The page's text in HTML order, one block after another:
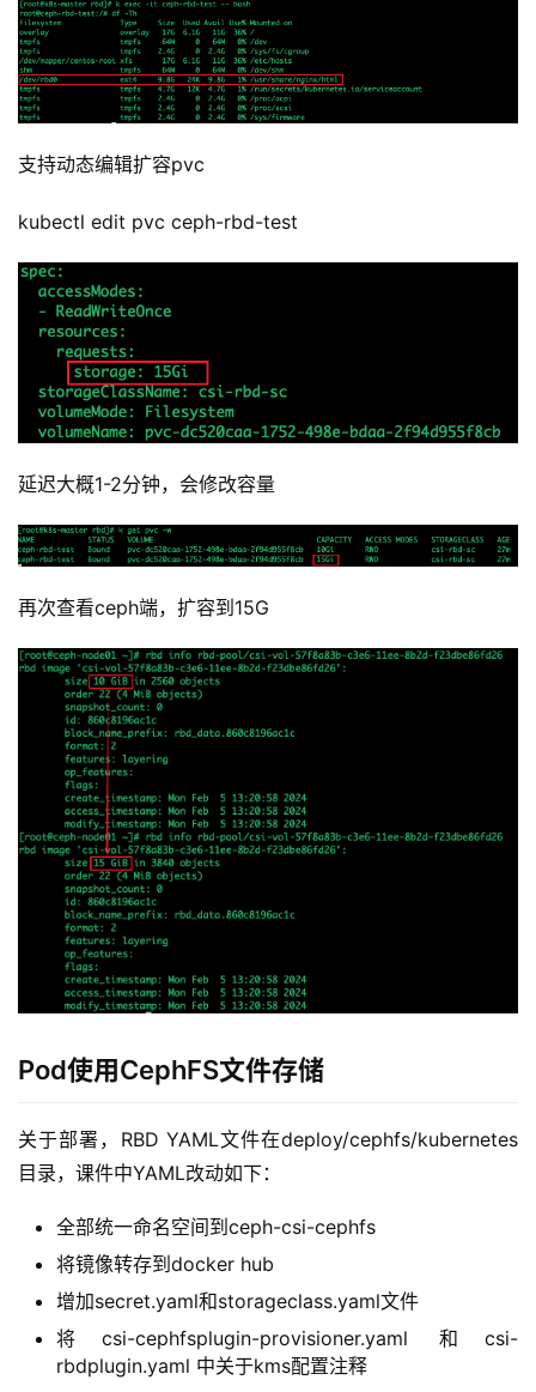
础
开
发
云
生
监
控
日
志
管
理
C
I
/
D
企
支持动态编辑扩容pvc
kubectl edit pvc ceph-rbd-test
延迟大概1-2分钟，会修改容量
再次查看ceph端，扩容到15G
Pod使用CephFS文件存储
关于部署，RBD YAML文件在deploy/cephfs/kubernetes
目录，课件中YAML改动如下：
全部统一命名空间到ceph-csi-cephfs
将镜像转存到docker hub
增加secret.yaml和storageclass.yaml文件
将csi-cephfsplugin-provisioner.yaml 和csi-
rbdplugin.yaml 中关于kms配置注释